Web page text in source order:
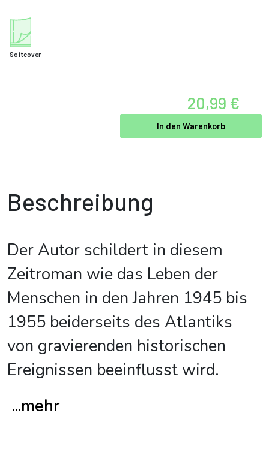
Softcover
20,99 €
In den Warenkorb
Beschreibung
Der Autor schildert in diesem
Zeitroman wie das Leben der
Menschen in den Jahren 1945 bis
1955 beiderseits des Atlantiks
von gravierenden historischen
Ereignissen beeinflusst wird.
...mehr